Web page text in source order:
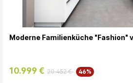
Moderne Familienküche "Fashion"
10.999 € 20.452 € 46%